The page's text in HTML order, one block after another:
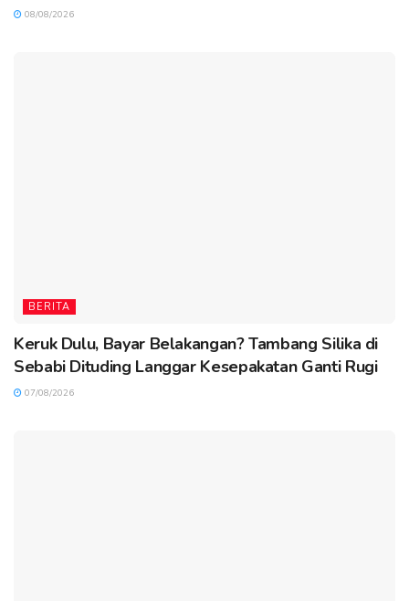
08/08/2026
BERITA
Keruk Dulu, Bayar Belakangan? Tambang Silika di
Sebabi Dituding Langgar Kesepakatan Ganti Rugi
07/08/2026